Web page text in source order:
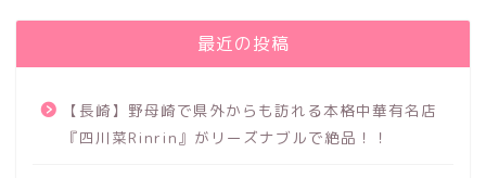
最近の投稿
【長崎】野母崎で県外からも訪れる本格中華有名店
『四川菜Rinrin』がリーズナブルで絶品！！